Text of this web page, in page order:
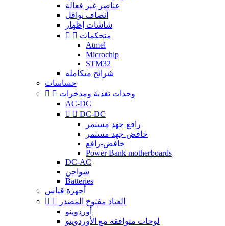
عناصر غير فعالة
أنصاف نواقل
شاشات إظهار
  متحكمات
Atmel
Microchip
STM32
شرائح متكاملة
حساسات
  وحدات تغذية ومدخرات
AC-DC
  DC-DC
رافع جهد مستمر
خافض جهد مستمر
خافض-رافع
Power Bank motherboards
DC-AC
شواحن
Batteries
أجهزة قياس
 
العتاد مفتوح المصدر
أوردوينو
لوحات متوافقة مع الأوردوينو